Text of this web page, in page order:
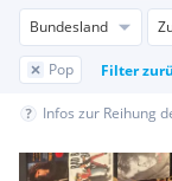
Bundesland
Pop Filter
Infos zur Reihung